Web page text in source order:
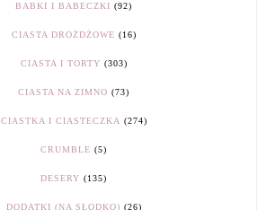
BABKI I BABECZKI (92)
CIASTA DROŻDŻOWE (16)
CIASTA I TORTY (303)
CIASTA NA ZIMNO (73)
CIASTKA I CIASTECZKA (274)
CRUMBLE (5)
DESERY (135)
DODATKI (NA SŁODKO) (26)